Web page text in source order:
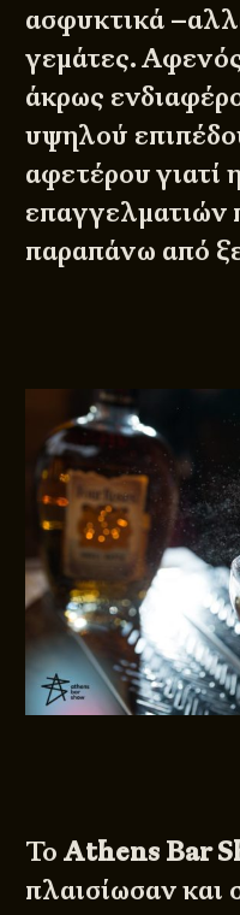
ασφυκτικά
γεμάτες. Αφενός
άκρως
υψηλού
αφετέρου γιατί
επαγγελματιών
παραπάνω από
ΤοAthens Bar
πλαισίωσαν και